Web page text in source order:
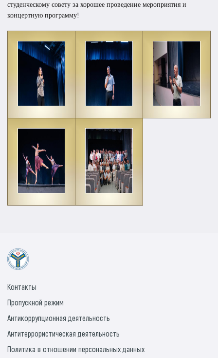
студенческому совету за хорошее проведение мероприятия и
концертную программу!
Контакты
Пропускной режим
Антикоррупционная деятельность
Антитеррористическая деятельность
Политика в отношении персональных данных